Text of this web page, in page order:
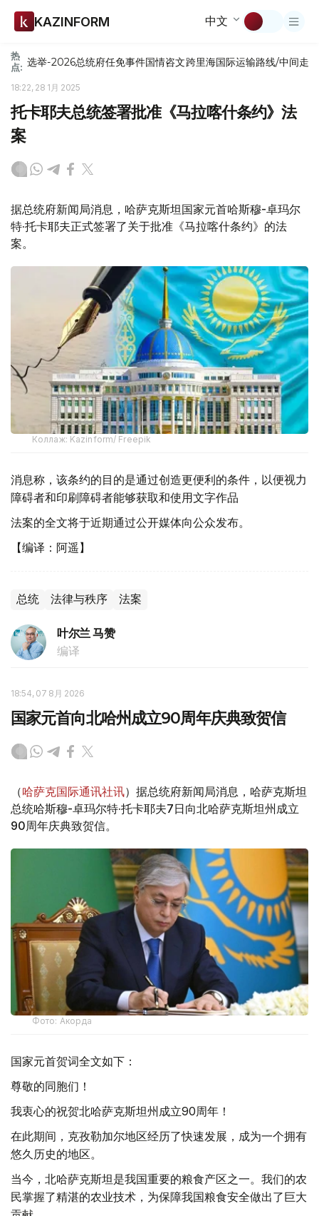
KAZINFORM 中文
热
点: 选举-2026总统府任免事件国情咨文跨里海国际运输路线/中间走廊
18:22, 28 1月 2025
托卡耶夫总统签署批准《马拉喀什条约》法
案
据总统府新闻局消息，哈萨克斯坦国家元首哈斯穆-卓玛尔
特·托卡耶夫正式签署了关于批准《马拉喀什条约》的法
案。
Коллаж: Kazinform/ Freepik
消息称，该条约的目的是通过创造更便利的条件，以便视力
障碍者和印刷障碍者能够获取和使用文字作品
法案的全文将于近期通过公开媒体向公众发布。
【编译：阿遥】
总统 法律与秩序 法案
叶尔兰 马赞
编译
18:54, 07 8月 2026
国家元首向北哈州成立90周年庆典致贺信
（哈萨克国际通讯社讯）据总统府新闻局消息，哈萨克斯坦
总统哈斯穆-卓玛尔特·托卡耶夫7日向北哈萨克斯坦州成立
90周年庆典致贺信。
Фото: Акорда
国家元首贺词全文如下：
尊敬的同胞们！
我衷心的祝贺北哈萨克斯坦州成立90周年！
在此期间，克孜勒加尔地区经历了快速发展，成为一个拥有
悠久历史的地区。
当今，北哈萨克斯坦是我国重要的粮食产区之一。我们的农
民掌握了精湛的农业技术，为保障我国粮食安全做出了巨大